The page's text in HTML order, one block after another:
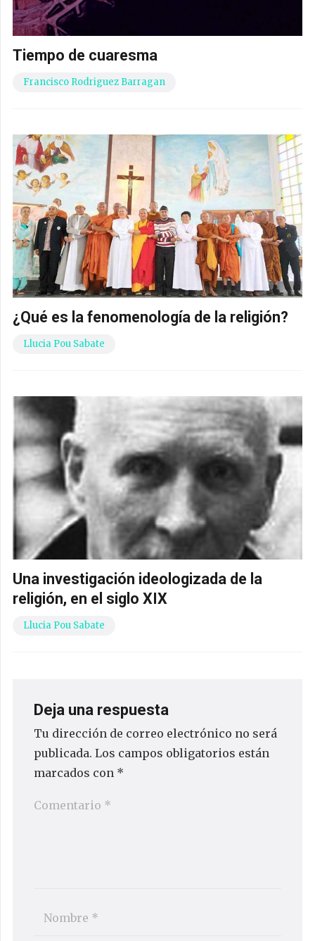
Tiempo de cuaresma
Francisco Rodriguez Barragan
¿Qué es la fenomenología de la religión?
Llucia Pou Sabate
Una investigación ideologizada de la
religión, en el siglo XIX
Llucia Pou Sabate
Deja una respuesta
Tu dirección de correo electrónico no será
publicada. Los campos obligatorios están
marcados con *